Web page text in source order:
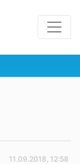
11.09.2018, 12:58